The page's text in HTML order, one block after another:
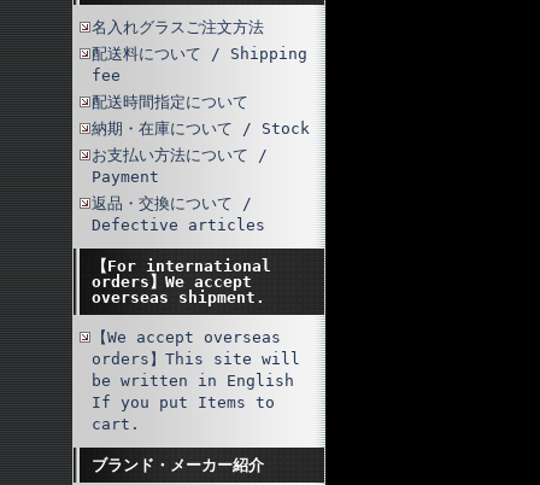
名入れグラスご注文方法
配送料について / Shipping
fee
配送時間指定について
納期・在庫について / Stock
お支払い方法について /
Payment
返品・交換について /
Defective articles
【For international
orders】We accept
overseas shipment.
【We accept overseas
orders】This site will
be written in English
If you put Items to
cart.
ブランド・メーカー紹介